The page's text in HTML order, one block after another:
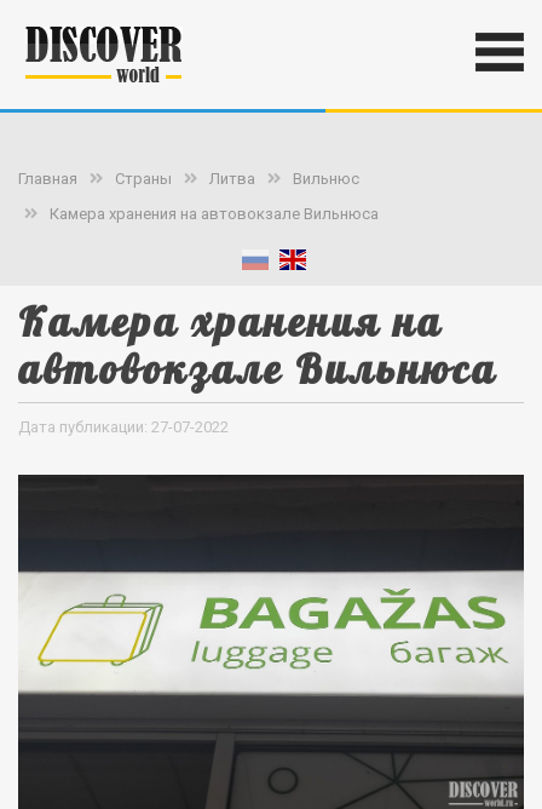
Главная Страны Литва
Вильнюс
Камера хранения на автовокзале Вильнюса
Камера хранения на
автовокзале Вильнюса
Дата публикации: 27-07-2022